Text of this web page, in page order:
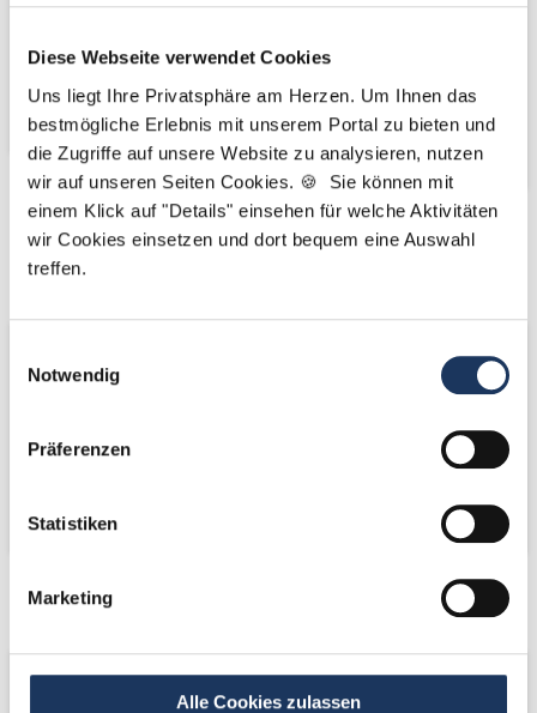
Diese Webseite verwendet Cookies
Uns liegt Ihre Privatsphäre am Herzen. Um Ihnen das
bestmögliche Erlebnis mit unserem Portal zu bieten und
die Zugriffe auf unsere Website zu analysieren, nutzen
wir auf unseren Seiten Cookies. 🍪 Sie können mit
einem Klick auf "Details" einsehen für welche Aktivitäten
wir Cookies einsetzen und dort bequem eine Auswahl
treffen.
Notwendig
Präferenzen
Statistiken
Marketing
Alle Cookies zulassen
Kooperations-
Kooperations-
Netzwerk-Partner Netzwerk-Partner